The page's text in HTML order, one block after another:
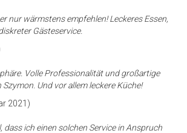
nur wärmstens empfehlen! Leckeres Essen,
Gästeservice.
Volle Professionalität und großartige
Und vor allem leckere Küche!
2021)
dass ich einen solchen Service in Anspruch